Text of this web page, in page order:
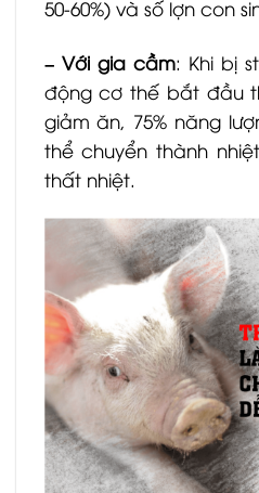
50-60%) và số lợn con
– Với gia cầm: Khi bị
động cơ thế bắt đầu
giảm ăn, 75% năng
thể chuyển thành
thất nhiệt.